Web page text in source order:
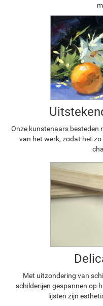
Onze kunstenaars besteden
van het werk, zodat het
Met uitzondering van
schilderijen gespannen op
lijsten zijn